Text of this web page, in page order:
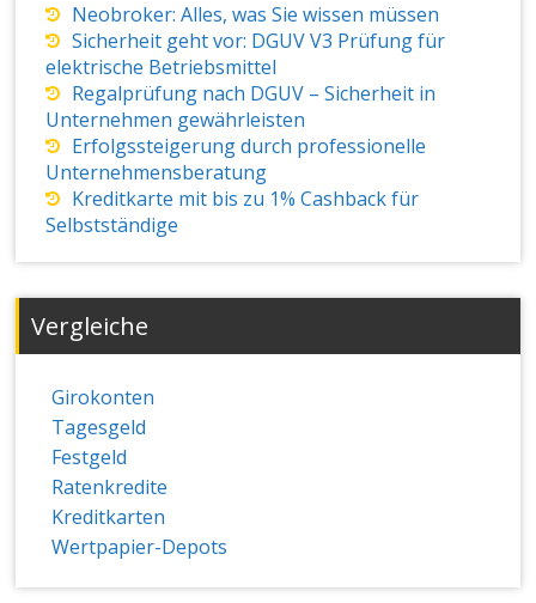
Neobroker: Alles, was Sie wissen müssen
Sicherheit geht vor: DGUV V3 Prüfung für
elektrische Betriebsmittel
Regalprüfung nach DGUV – Sicherheit in
Unternehmen gewährleisten
Erfolgssteigerung durch professionelle
Unternehmensberatung
Kreditkarte mit bis zu 1% Cashback für
Selbstständige
Vergleiche
Girokonten
Tagesgeld
Festgeld
Ratenkredite
Kreditkarten
Wertpapier-Depots